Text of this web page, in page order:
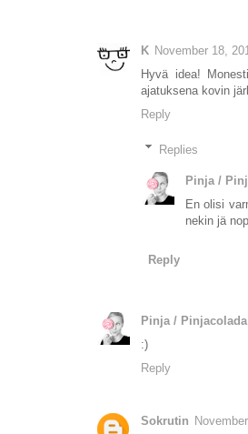
K November 18,
Hyvä idea!
ajatuksena kovin
Reply
Replies
Pinja /
En olisi
nekin jä
Reply
Pinja / Pinjacolada
:)
Reply
Sokrutin